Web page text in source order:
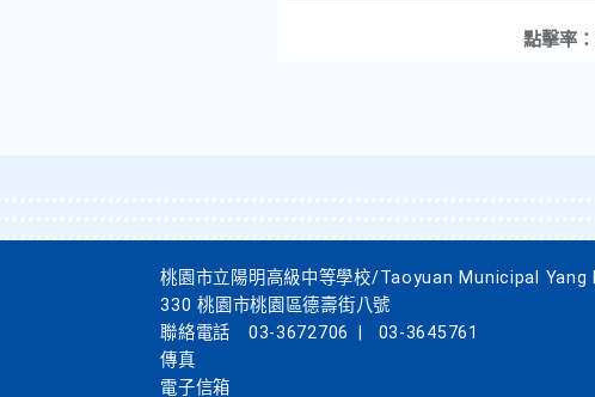
點擊率：
桃園市立陽明高級中等學校/Taoyuan Municipal
330 桃園市桃園區德壽街八號
聯絡電話
03-3672706
03-3645761
傳真
電子信箱